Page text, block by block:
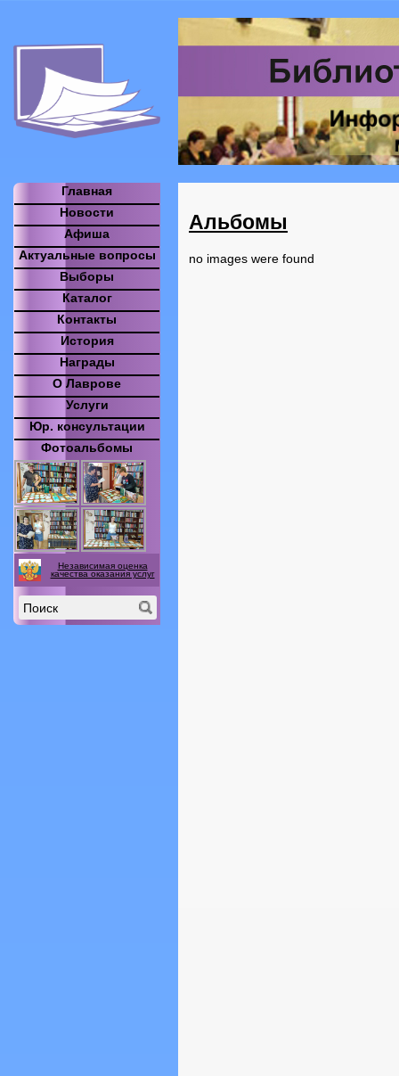
Альбомы
no images were found
Главная
Новости
Афиша
Актуальные вопросы
Выборы
Каталог
Контакты
История
Награды
О Лаврове
Услуги
Юр. консультации
Фотоальбомы
Независимая оценка
качества оказания услуг